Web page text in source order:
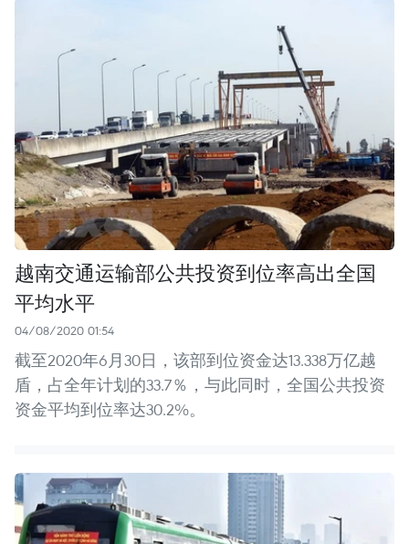
越南交通运输部公共投资到位率高出全国
平均水平
04/08/2020 01:54
截至2020年6月30日，该部到位资金达13.338万亿越
盾，占全年计划的33.7％，与此同时，全国公共投资
资金平均到位率达30.2%。